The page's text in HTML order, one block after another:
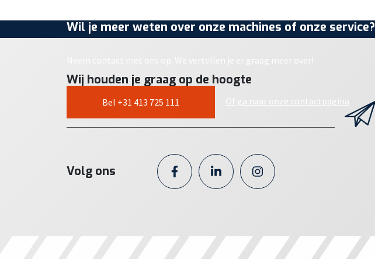
Wil je meer weten over onze machines of onze service?
Neem contact met ons op. We vertellen je er graag meer over!
Bel +31 413 725 111 Of ga naar onze contactpagina
Wij houden je graag op de hoogte
Volg ons